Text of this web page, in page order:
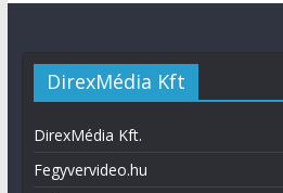
DirexMédia Kft
DirexMédia Kft.
Fegyvervideo.hu